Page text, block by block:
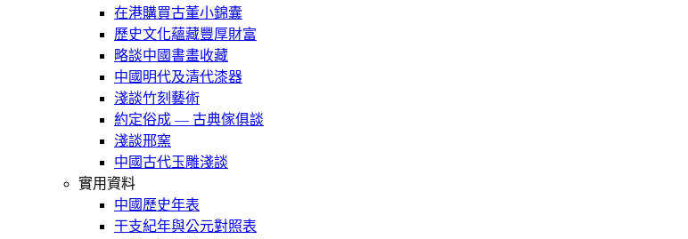
在港購買古董小錦囊
歷史文化蘊藏豐厚財富
略談中國書畫收藏
中國明代及清代漆器
淺談竹刻藝術
約定俗成 — 古典傢俱談
淺談邢窯
中國古代玉雕淺談
實用資料
中國歷史年表
干支紀年與公元對照表